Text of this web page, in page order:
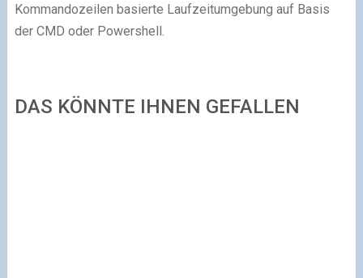
Kommandozeilen basierte Laufzeitumgebung auf Basis
der CMD oder Powershell.
DAS KÖNNTE IHNEN GEFALLEN